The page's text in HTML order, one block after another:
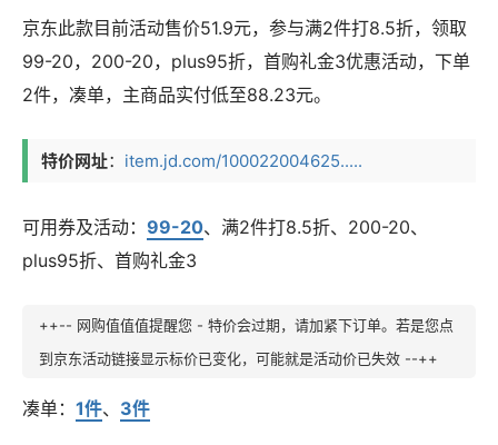
京东此款目前活动售价51.9元，参与满2件打8.5折，领取
99-20，200-20，plus95折，首购礼金3优惠活动，下单
2件，凑单，主商品实付低至88.23元。
特价网址： item.jd.com/100022004625.....
可用券及活动： 99-20、满2件打8.5折、200-20、
plus95折、首购礼金3
++-- 网购值值值提醒您 - 特价会过期，请加紧下订单。若是您点
到京东活动链接显示标价已变化，可能就是活动价已失效 --++
凑单： 1件、 3件